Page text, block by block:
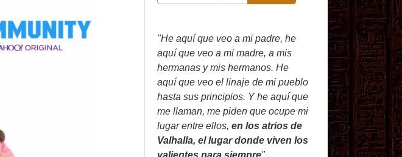
"He aquí que veo a mi padre, he
aquí que veo a mi madre, a mis
hermanas y mis hermanos. He
aquí que veo el linaje de mi pueblo
hasta sus principios. Y he aquí que
me llaman, me piden que ocupe mi
lugar entre ellos, en los atrios de
Valhalla, el lugar donde viven los
valientes para siempre".